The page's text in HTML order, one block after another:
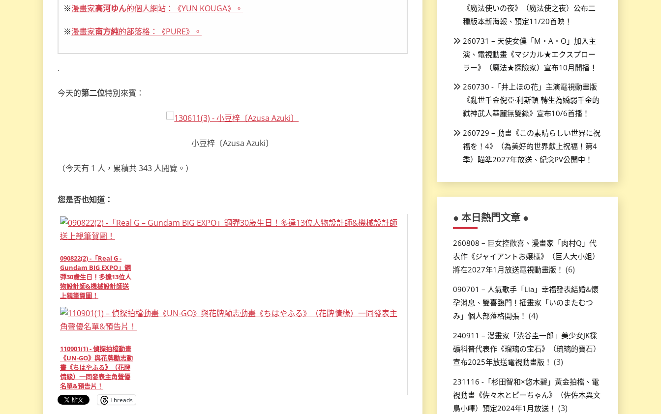
※漫畫家高河ゆん的個人網站：《YUN KOUGA》。
※漫畫家南方純的部落格：《PURE》。
.
今天的第二位特別來賓：
小豆梓〔Azusa Azuki〕
（今天有 1 人，累積共 343 人閱覽。）
您是否也知道：
090822(2) -「Real G -
Gundam BIG EXPO」鋼
彈30歲生日！多達13位人
物設計師&機械設計師送
上親筆賀圖！
110901(1) - 偵探拍檔動畫
《UN-GO》與花牌勵志動
畫《ちはやふる》（花牌
情緣）一同發表主角聲優
名單&預告片！
Threads
《魔法使いの夜》（魔法使之夜）公布二
種版本新海報、預定11/20首映！
260731 – 天使女僕「M・A・O」加入主
演、電視動畫《マジカル★エクスプロー
ラー》（魔法★探險家）宣布10月開播！
260730 -「井上ほの花」主演電視動畫版
《亂世千金倪亞·利斯頓 轉生為嬌弱千金的
弒神武人華麗無雙錄》宣布10/6首播！
260729 – 動畫《この素晴らしい世界に祝
福を！4》（為美好的世界獻上祝福！第4
季）瞄準2027年放送、紀念PV公開中！
● 本日熱門文章 ●
260808 – 巨女控歡喜、漫畫家「肉村Q」代
表作《ジャイアントお嬢様》（巨人大小姐）
將在2027年1月放送電視動畫版！ (6)
090701 – 人氣歌手「Lia」幸福發表結婚&懷
孕消息、雙喜臨門！插畫家「いのまたむつ
み」個人部落格開張！ (4)
240911 – 漫畫家「渋谷圭一郎」美少女JK採
礦科普代表作《瑠璃の宝石》（琉璃的寶石）
宣布2025年放送電視動畫版！ (3)
231116 -「杉田智和×悠木碧」黃金拍檔、電
視動畫《佐々木とピーちゃん》（佐佐木與文
鳥小嗶）預定2024年1月放送！ (3)